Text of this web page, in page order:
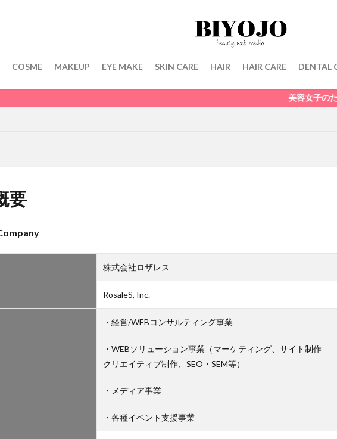
COSME MAKEUP EYE MAKE SKIN CARE HAIR HAIR CARE DENTAL
美容女子のための美
要
株式会社ロザレス
RosaleS, Inc.
・経営/WEBコンサルティング事業
・WEBソリューション事業（マーケティング、サイト制作
クリエイティブ制作、SEO・SEM等）
・メディア事業
・各種イベント支援事業